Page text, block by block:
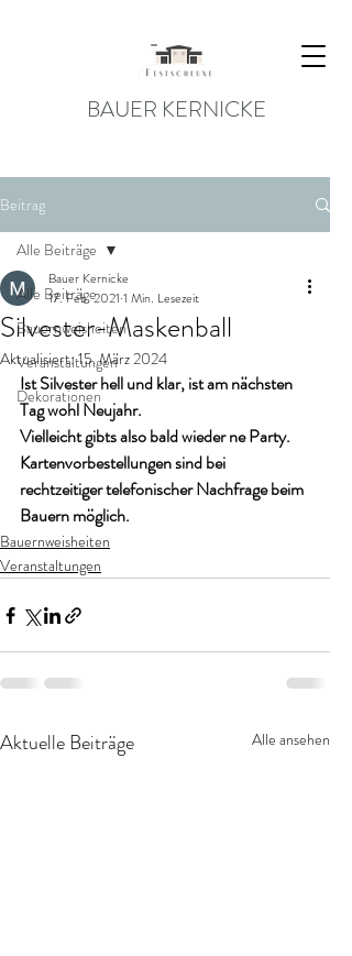
BAUER KERNICKE
Beitrag
Alle Beiträge
Bauernweisheiten
Veranstaltungen
Dekorationen
Alle Beiträge
Silvester-Maskenball
Bauer Kernicke
17. Feb. 2021 1 Min. Lesezeit
Aktualisiert:15. März 2024
Ist Silvester hell und klar, ist am nächsten
Tag wohl Neujahr.
Vielleicht gibts also bald wieder ne Party.
Kartenvorbestellungen sind bei
rechtzeitiger telefonischer Nachfrage beim
Bauern möglich.
Bauernweisheiten
Veranstaltungen
Aktuelle Beiträge Alle ansehen